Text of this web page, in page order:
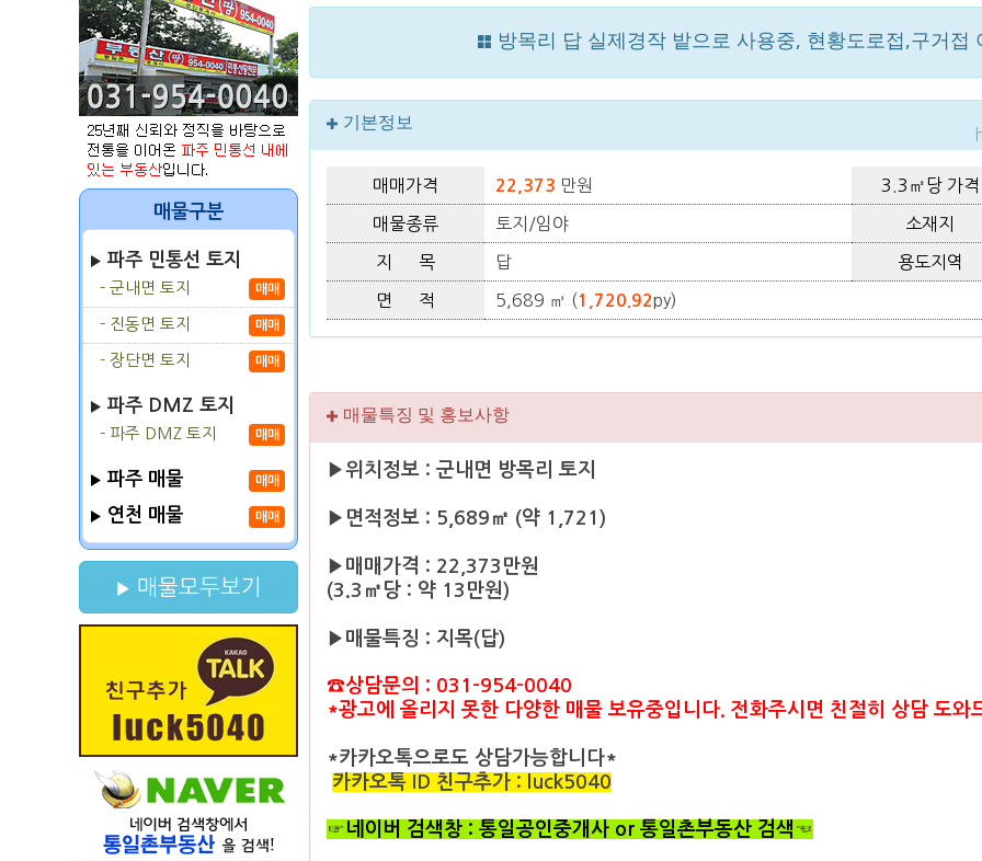
매물구분
파주 민통선 토지
- 군내면 토지 매매
- 진동면 토지 매매
- 장단면 토지 매매
파주 DMZ 토지
- 파주 DMZ 토지 매매
파주 매물 매매
연천 매물 매매
매물모두보기
방목리 답 실제경작 밭으로 사용중, 현황도로접,구거접
기본정보
매매가격 22,373 만원 3.3㎡당 가격
매물종류 토지/임야 소재지
지 목 답 용도지역
면 적 5,689 ㎡ (1,720.92py)
매물특징 및 홍보사항
▶위치정보 : 군내면 방목리 토지
▶면적정보 : 5,689㎡ (약 1,721)
▶매매가격 : 22,373만원
(3.3㎡당 : 약 13만원)
▶매물특징 : 지목(답)
☎상담문의 : 031-954-0040
*광고에 올리지 못한 다양한 매물 보유중입니다. 전화주시면 친절히 상담 도와
*카카오톡으로도 상담가능합니다*
카카오톡 ID 친구추가 : luck5040
☞네이버 검색창 : 통일공인중개사 or 통일촌부동산 검색☜